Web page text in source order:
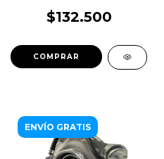
$132.500
ENVÍO GRATIS